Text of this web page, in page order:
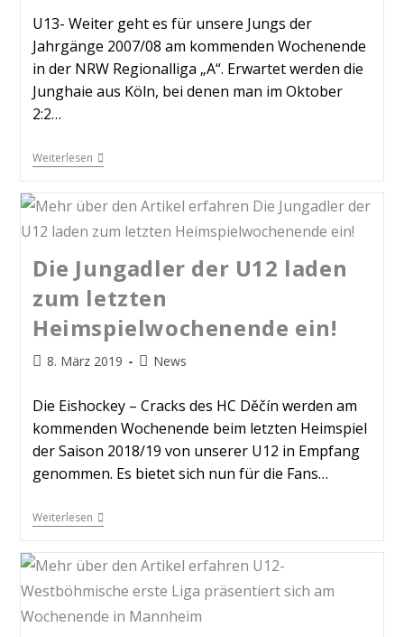
U13- Weiter geht es für unsere Jungs der
Jahrgänge 2007/08 am kommenden Wochenende
in der NRW Regionalliga „A“. Erwartet werden die
Junghaie aus Köln, bei denen man im Oktober
2:2…
Weiterlesen
Die Jungadler der U12 laden
zum letzten
Heimspielwochenende ein!
8. März 2019 News
Die Eishockey – Cracks des HC Děčín werden am
kommenden Wochenende beim letzten Heimspiel
der Saison 2018/19 von unserer U12 in Empfang
genommen. Es bietet sich nun für die Fans…
Weiterlesen